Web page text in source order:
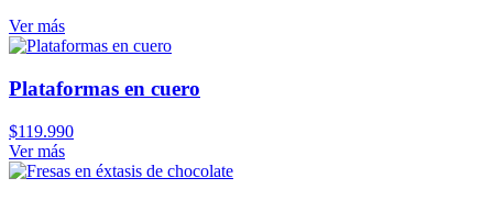
Ver más
Plataformas en cuero
$119.990
Ver más